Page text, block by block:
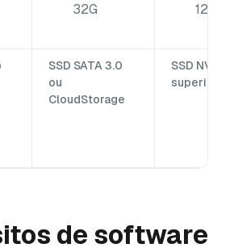
32G
128G
SSD SATA 3.0
ou
CloudStorage
SSD NVMe
superior
de software